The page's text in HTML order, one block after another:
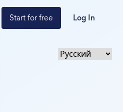
Start for free Log In